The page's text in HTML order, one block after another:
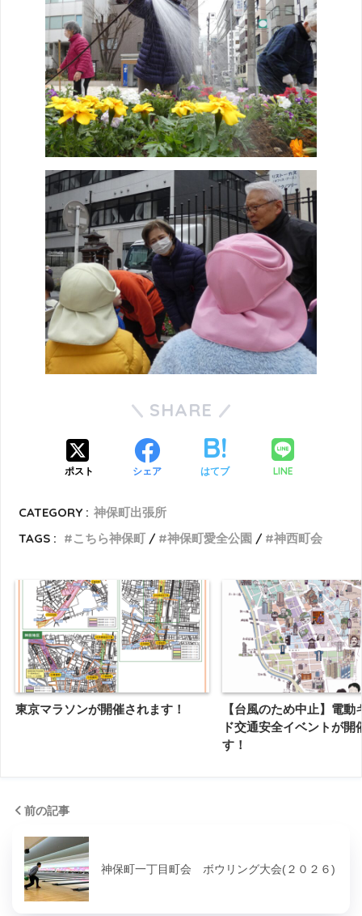
SHARE
ポスト シェア はてブ LINE
CATEGORY : 神保町出張所
TAGS :
こちら神保町 神保町愛全公園 神西町会
東京マラソンが開催されます！
【台風のため中止】電動
ド交通安全イベントが開
す！
前の記事
神保町一丁目町会 ボウリング大会(２０２６)